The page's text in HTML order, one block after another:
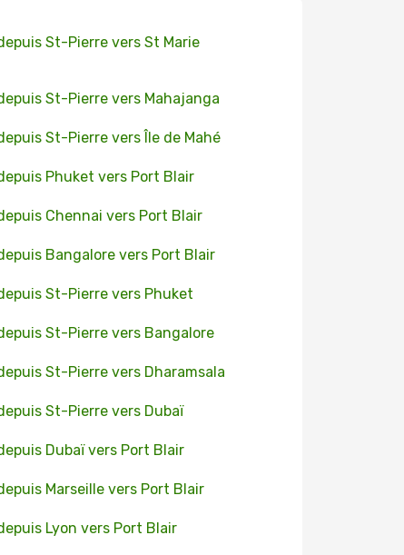
St-Pierre vers St Marie
St-Pierre vers Mahajanga
St-Pierre vers Île de Mahé
Phuket vers Port Blair
Chennai vers Port Blair
Bangalore vers Port Blair
St-Pierre vers Phuket
St-Pierre vers Bangalore
St-Pierre vers Dharamsala
St-Pierre vers Dubaï
Dubaï vers Port Blair
Marseille vers Port Blair
Lyon vers Port Blair